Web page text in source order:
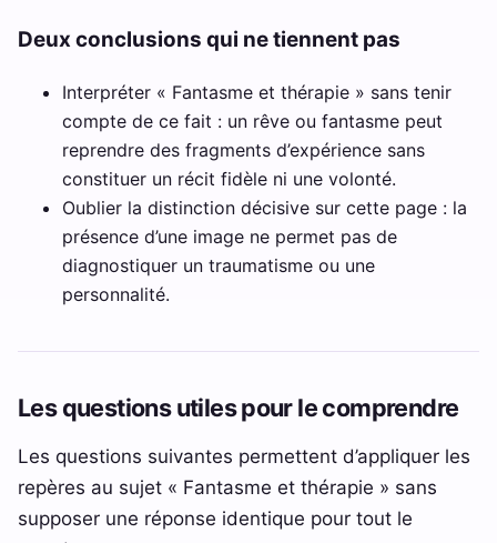
Deux conclusions qui ne tiennent pas
Interpréter « Fantasme et thérapie » sans tenir
compte de ce fait : un rêve ou fantasme peut
reprendre des fragments d’expérience sans
constituer un récit fidèle ni une volonté.
Oublier la distinction décisive sur cette page : la
présence d’une image ne permet pas de
diagnostiquer un traumatisme ou une
personnalité.
Les questions utiles pour le comprendre
Les questions suivantes permettent d’appliquer les
repères au sujet « Fantasme et thérapie » sans
supposer une réponse identique pour tout le